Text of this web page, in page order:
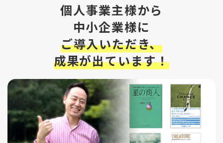
個人事業主様から
中小企業様に
ご導入いただき、
成果が出ています！